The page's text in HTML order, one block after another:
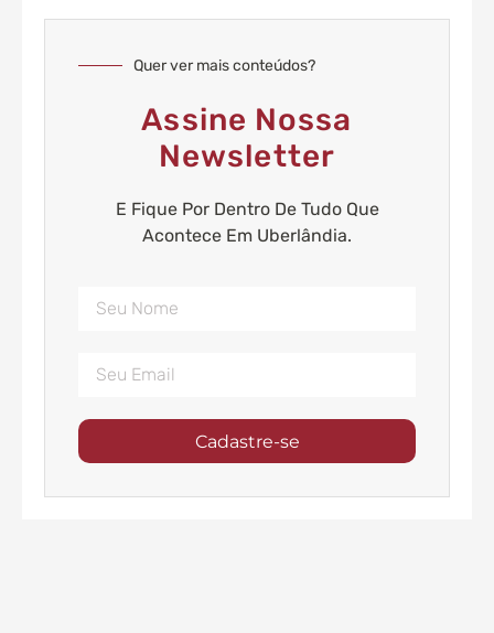
Quer ver mais conteúdos?
Assine Nossa
Newsletter
E Fique Por Dentro De Tudo Que
Acontece Em Uberlândia.
Cadastre-se